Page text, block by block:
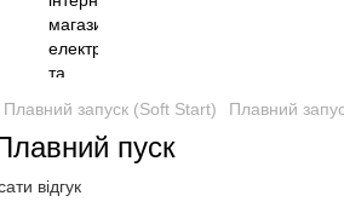
Плавний запуск (Soft Start) Плавний
пуск
відгук